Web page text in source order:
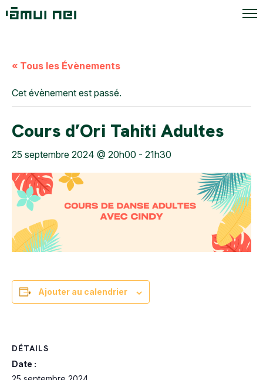
« Tous les Évènements
Cet évènement est passé.
Cours d’Ori Tahiti Adultes
25 septembre 2024 @ 20h00 - 21h30
Ajouter au calendrier
DÉTAILS
Date :